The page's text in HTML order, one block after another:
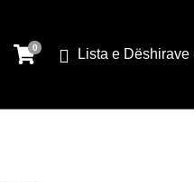
Lista e Dëshirave